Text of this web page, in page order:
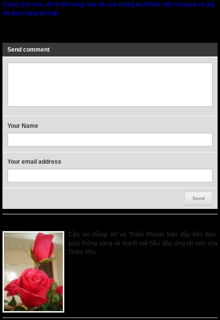
Càng vô lý hơn: đó là tấm lòng chai đá của chúng ta chối từ một món quà vô giá
đã được tặng không!
Send comment
Your Name
Your email address
Cầu xin Hồng Ân và Thiên Phước tràn đầy trên Bạn,
giúp thông sáng và mạnh mẽ hầu đáp ứng lời mời của
Thiên Phụ.